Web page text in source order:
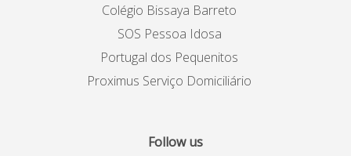
Colégio Bissaya Barreto
SOS Pessoa Idosa
Portugal dos Pequenitos
Proximus Serviço Domiciliário
Follow us